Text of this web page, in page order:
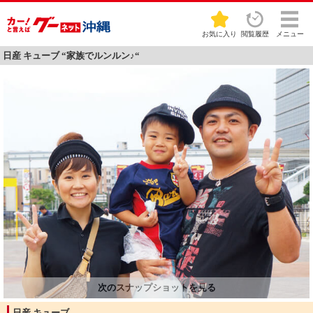
お気に入り 閲覧履歴 メニュー
日産 キューブ “家族でルンルン♪“